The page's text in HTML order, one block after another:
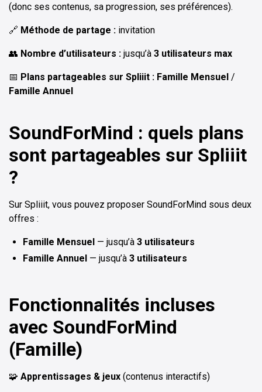
(donc ses contenus, sa progression, ses préférences).
🔗 Méthode de partage : invitation
👥 Nombre d’utilisateurs : jusqu’à 3 utilisateurs max
📅 Plans partageables sur Spliiit : Famille Mensuel /
Famille Annuel
SoundForMind : quels plans
sont partageables sur Spliiit
?
Sur Spliiit, vous pouvez proposer SoundForMind sous deux
offres :
Famille Mensuel — jusqu’à 3 utilisateurs
Famille Annuel — jusqu’à 3 utilisateurs
Fonctionnalités incluses
avec SoundForMind
(Famille)
🧩 Apprentissages & jeux (contenus interactifs)